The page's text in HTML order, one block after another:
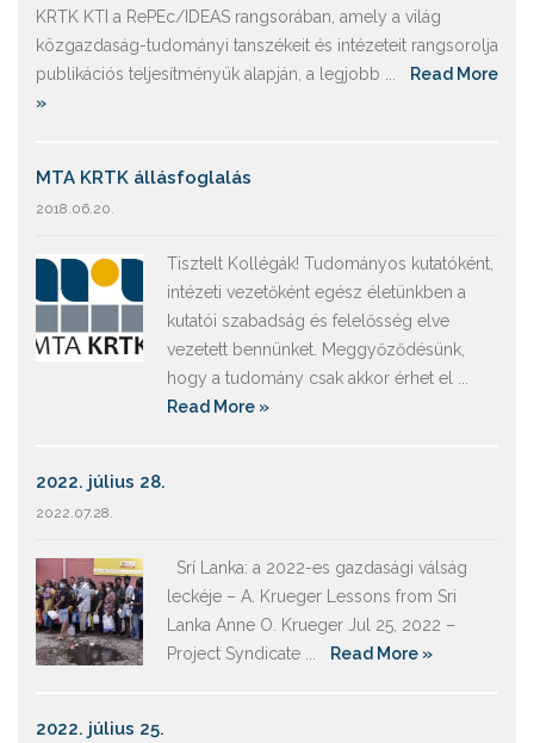
KRTK KTI a RePEc/IDEAS rangsorában, amely a világ
közgazdaság-tudományi tanszékeit és intézeteit rangsorolja
publikációs teljesítményük alapján, a legjobb ...
Read More
»
MTA KRTK állásfoglalás
2018.06.20.
Tisztelt Kollégák! Tudományos kutatóként,
intézeti vezetőként egész életünkben a
kutatói szabadság és felelősség elve
vezetett bennünket. Meggyőződésünk,
hogy a tudomány csak akkor érhet el ...
Read More »
2022. július 28.
2022.07.28.
Srí Lanka: a 2022-es gazdasági válság
leckéje – A. Krueger Lessons from Sri
Lanka Anne O. Krueger Jul 25, 2022 –
Project Syndicate ...
Read More »
2022. július 25.